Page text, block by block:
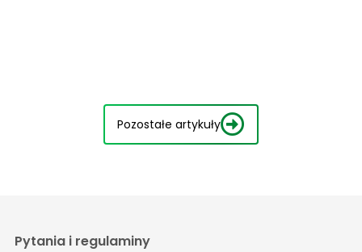
Pozostałe artykuły
Pytania i regulaminy